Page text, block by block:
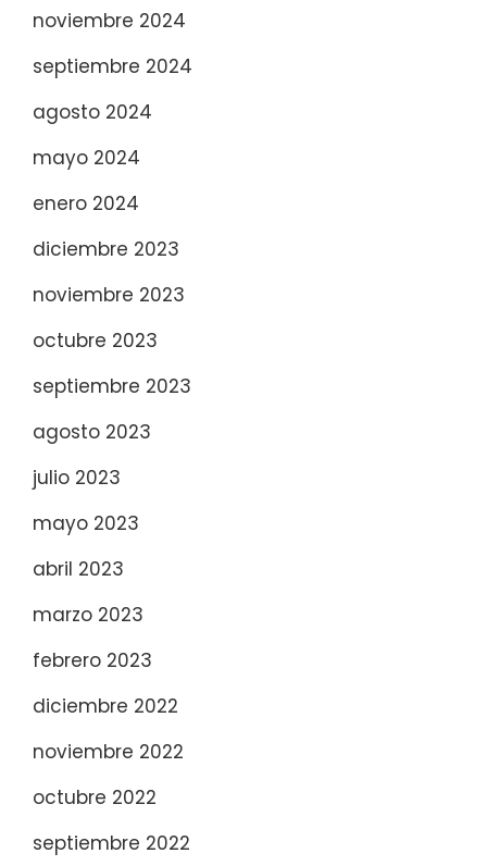
noviembre 2024
septiembre 2024
agosto 2024
mayo 2024
enero 2024
diciembre 2023
noviembre 2023
octubre 2023
septiembre 2023
agosto 2023
julio 2023
mayo 2023
abril 2023
marzo 2023
febrero 2023
diciembre 2022
noviembre 2022
octubre 2022
septiembre 2022